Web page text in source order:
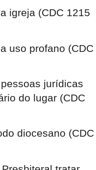
igreja (CDC 1215
uso profano (CDC
jurídicas
do lugar (CDC
diocesano (CDC